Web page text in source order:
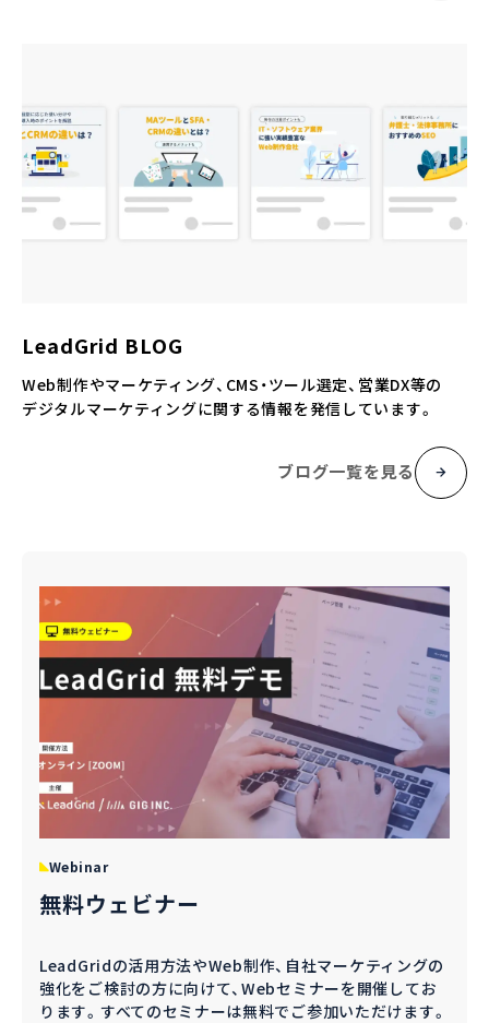
LeadGrid BLOG
Web制作やマーケティング、CMS・ツール選定、営業DX等の
デジタルマーケティングに関する情報を発信しています。
ブログ一覧を見る
Webinar
無料ウェビナー
LeadGridの活用方法やWeb制作、自社マーケティングの
強化をご検討の方に向けて、Webセミナーを開催してお
ります。すべてのセミナーは無料でご参加いただけます。